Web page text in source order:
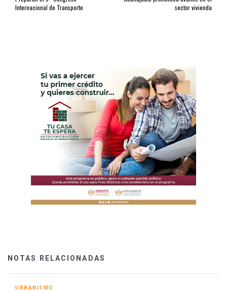
Internacional de Transporte
sector vivienda
NOTAS RELACIONADAS
URBANISMO